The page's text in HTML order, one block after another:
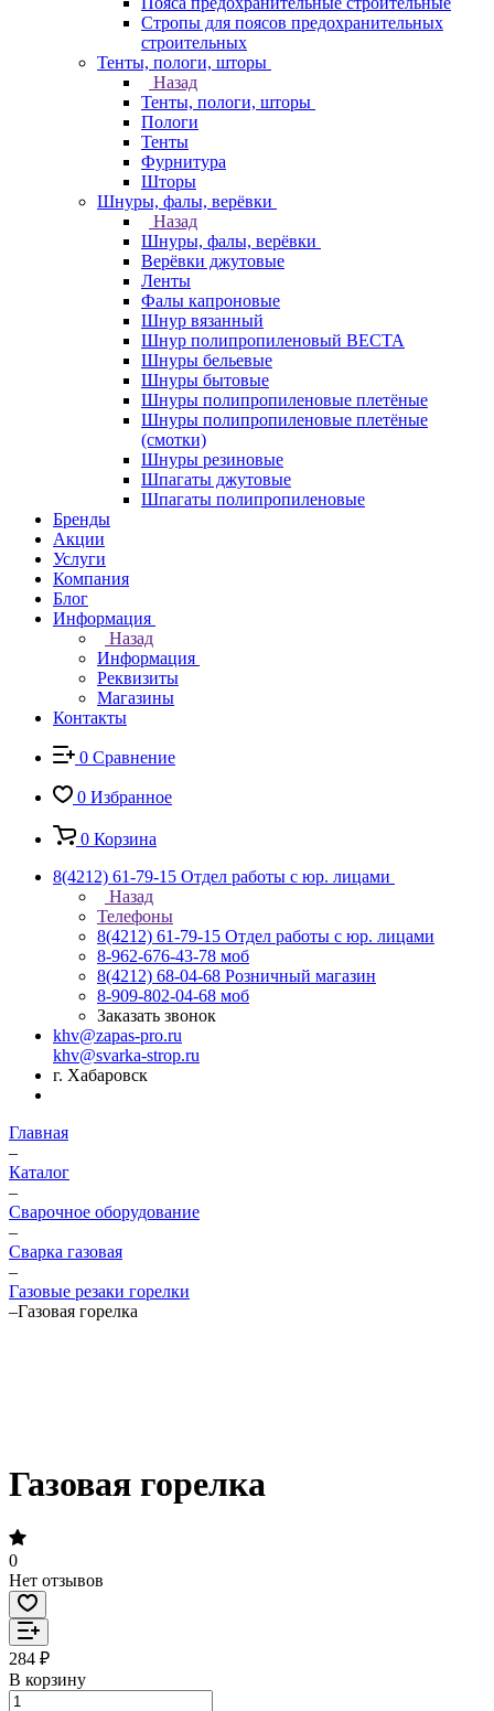
Стропы для поясов предохранительных
строительных
Тенты, пологи, шторы
Назад
Тенты, пологи, шторы
Пологи
Тенты
Фурнитура
Шторы
Шнуры, фалы, верёвки
Назад
Шнуры, фалы, верёвки
Верёвки джутовые
Ленты
Фалы капроновые
Шнур вязанный
Шнур полипропиленовый ВЕСТА
Шнуры бельевые
Шнуры бытовые
Шнуры полипропиленовые плетёные
Шнуры полипропиленовые плетёные
(смотки)
Шнуры резиновые
Шпагаты джутовые
Шпагаты полипропиленовые
Бренды
Акции
Услуги
Компания
Блог
Информация
Назад
Информация
Реквизиты
Магазины
Контакты
0 Сравнение
0 Избранное
0 Корзина
8(4212) 61-79-15 Отдел работы с юр. лицами
Назад
Телефоны
8(4212) 61-79-15 Отдел работы с юр. лицами
8-962-676-43-78 моб
8(4212) 68-04-68 Розничный магазин
8-909-802-04-68 моб
Заказать звонок
khv@zapas-pro.ru
khv@svarka-strop.ru
г. Хабаровск
Главная
–
Каталог
–
Сварочное оборудование
–
Сварка газовая
–
Газовые резаки горелки
–Газовая горелка
Газовая горелка
0
Нет отзывов
284 ₽
В корзину